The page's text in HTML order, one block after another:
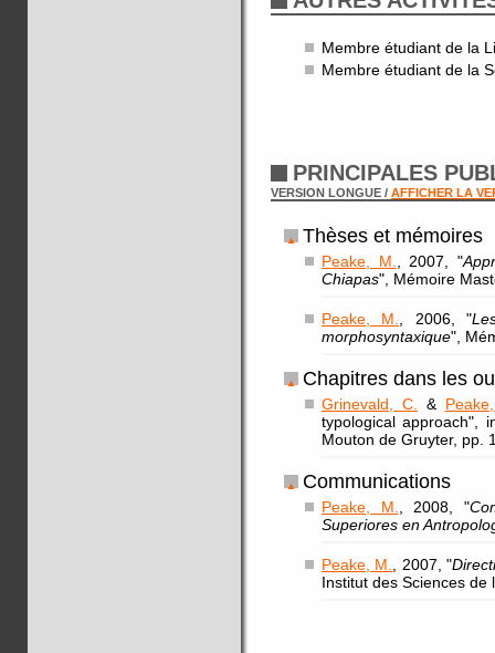
Membre étudiant de la
Membre étudiant de la
PRINCIPALES
VERSION LONGUE / AFFICHER LA
Thèses et mémoires
Peake, M. , 2007, "
Chiapas", Mémoire
Peake, M. , 2006, "
morphosyntaxique",
Chapitres dans les
Grinevald, C. &
typological approach",
Mouton de Gruyter, pp.
Communications
Peake, M. , 2008, "
Superiores en
Peake, M. , 2007, "
Institut des Sciences